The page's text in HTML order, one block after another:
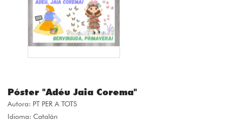
Póster "Adéu Jaia Corema"
Autora: PT PER A TOTS
Idioma: Catalán